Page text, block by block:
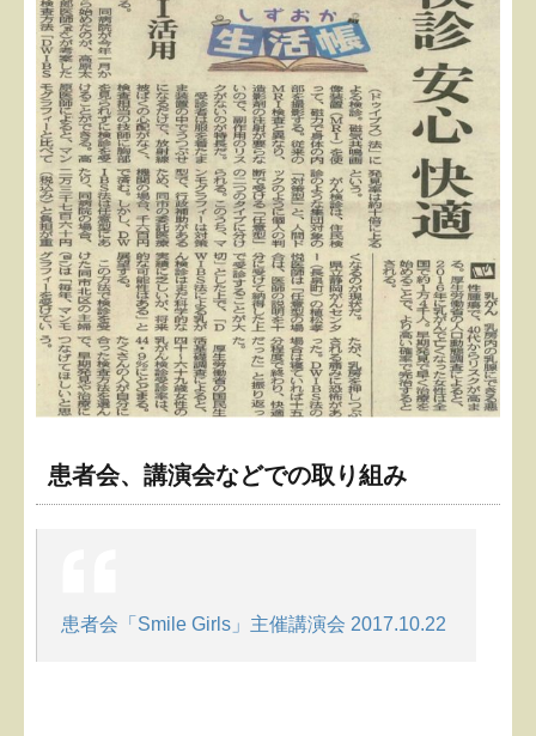
患者会、講演会などでの取り組み
患者会「Smile Girls」主催講演会 2017.10.22